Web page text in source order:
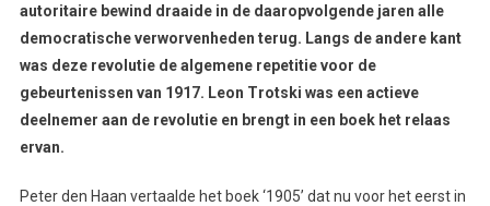
autoritaire bewind draaide in de daaropvolgende jaren alle
democratische verworvenheden terug. Langs de andere kant
was deze revolutie de algemene repetitie voor de
gebeurtenissen van 1917. Leon Trotski was een actieve
deelnemer aan de revolutie en brengt in een boek het relaas
ervan.
Peter den Haan vertaalde het boek ‘1905’ dat nu voor het eerst in